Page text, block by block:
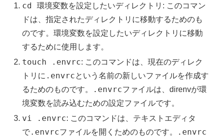
cd 環境変数を設定したいディレクトリ : このコマン
ドは、指定されたディレクトリに移動するためのも
のです。環境変数を設定したいディレクトリに移動
するために使用します。
touch .envrc: このコマンドは、現在のディレク
トリに .envrcという名前の新しいファイルを作成す
るためのものです。
.envrcファイルは、direnvが環
境変数を読み込むための設定ファイルです。
vi .envrc: このコマンドは、テキストエディタ
で.envrcファイルを開くためのものです。 .envrc